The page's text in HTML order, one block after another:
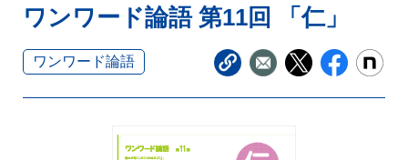
ワンワード論語 第11回 「仁」
ワンワード論語